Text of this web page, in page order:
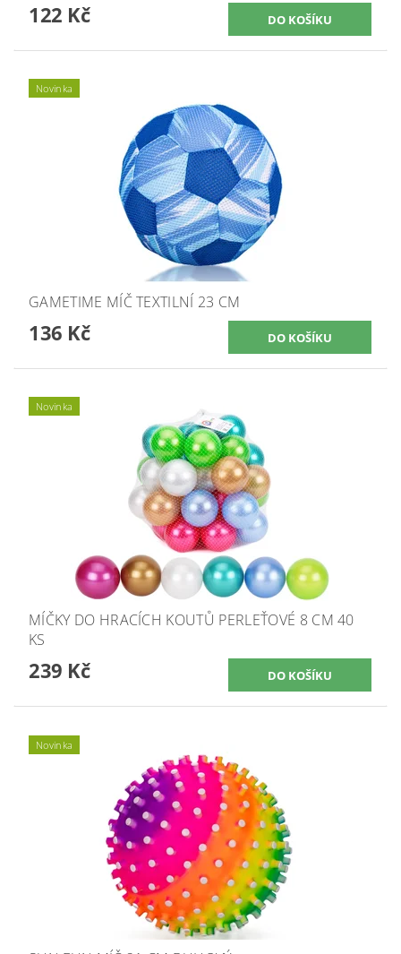
122 Kč
Novinka
GAMETIME MÍČ TEXTILNÍ 23 CM
136 Kč
Novinka
MÍČKY DO HRACÍCH KOUTŮ PERLEŤOVÉ 8 CM 40
KS
239 Kč
Novinka